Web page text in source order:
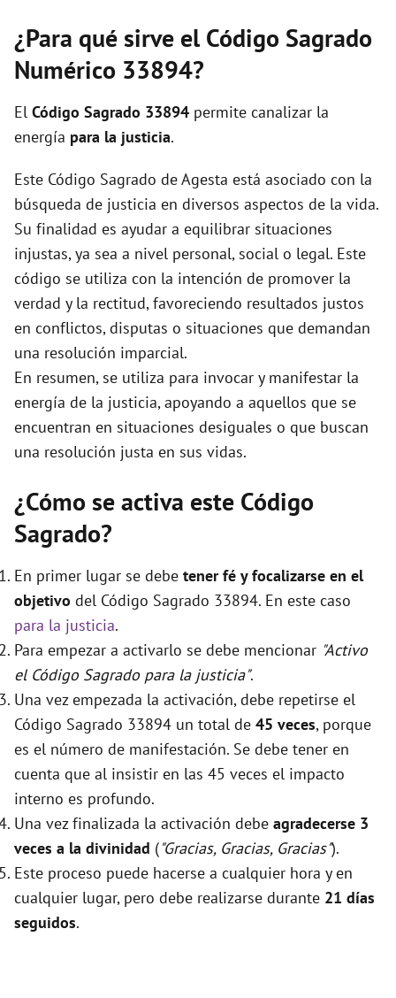
V
i
e
o
¿Para qué sirve el Código Sagrado
Numérico 33894?
El Código Sagrado 33894 permite canalizar la
energía para la justicia.
Este Código Sagrado de Agesta está asociado con la
búsqueda de justicia en diversos aspectos de la vida.
Su finalidad es ayudar a equilibrar situaciones
injustas, ya sea a nivel personal, social o legal. Este
código se utiliza con la intención de promover la
verdad y la rectitud, favoreciendo resultados justos
en conflictos, disputas o situaciones que demandan
una resolución imparcial.
En resumen, se utiliza para invocar y manifestar la
energía de la justicia, apoyando a aquellos que se
encuentran en situaciones desiguales o que buscan
una resolución justa en sus vidas.
¿Cómo se activa este Código
Sagrado?
En primer lugar se debe tener fé y focalizarse en el
objetivo del Código Sagrado 33894. En este caso
para la justicia.
Para empezar a activarlo se debe mencionar "Activo
el Código Sagrado para la justicia".
Una vez empezada la activación, debe repetirse el
Código Sagrado 33894 un total de 45 veces, porque
es el número de manifestación. Se debe tener en
cuenta que al insistir en las 45 veces el impacto
interno es profundo.
Una vez finalizada la activación debe agradecerse 3
veces a la divinidad ("Gracias, Gracias, Gracias").
Este proceso puede hacerse a cualquier hora y en
cualquier lugar, pero debe realizarse durante 21 días
seguidos.